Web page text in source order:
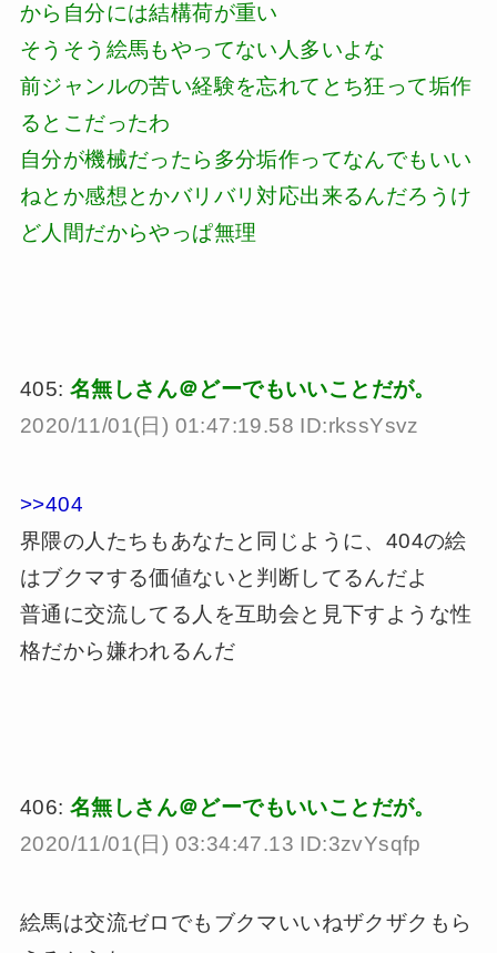
から自分には結構荷が重い
そうそう絵馬もやってない人多いよな
前ジャンルの苦い経験を忘れてとち狂って垢作
るとこだったわ
自分が機械だったら多分垢作ってなんでもいい
ねとか感想とかバリバリ対応出来るんだろうけ
ど人間だからやっぱ無理
405: 名無しさん＠どーでもいいことだが。
2020/11/01(日) 01:47:19.58 ID:rkssYsvz
>>404
界隈の人たちもあなたと同じように、404の絵
はブクマする価値ないと判断してるんだよ
普通に交流してる人を互助会と見下すような性
格だから嫌われるんだ
406: 名無しさん＠どーでもいいことだが。
2020/11/01(日) 03:34:47.13 ID:3zvYsqfp
絵馬は交流ゼロでもブクマいいねザクザクもら